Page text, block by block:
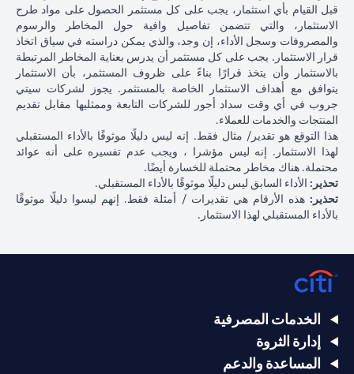
قبل القيام بأي استثمار، يجب على كل مستثمر الحصول على مواد طرح
الاستثمار، والتي تتضمن تفاصيل وافية حول المخاطر والرسوم
والمصروفات وسجل الأداء، إن وجد، والذي يمكن دراسته في سياق اتخاذ
قرار الاستثمار. يجب على كل مستثمر أن يدرس بعناية المخاطر المرتبطة
بالاستثمار وأن يتخذ قرارًا بناءً على ظروف المستثمر، بأن الاستثمار
يتوافق مع أهداف الاستثمار الخاصة بالمستثمر. يجوز لشركات سيتي
جروب في أي وقت سداد أجور للشركات التابعة وممثليها مقابل تقديم
المنتجات والخدمات للعملاء.
هذا التوقع هو تقدير/ مثال فقط. إنه ليس دليلًا موثوقًا بالأداء المستقبلي
لهذا الاستثمار. إنه ليس مؤشرا ، ويجب عدم تفسيره على أنه عوائد
محتملة. هناك مخاطر محتملة للخسارة أيضًا.
تحذير: الأداء السابق ليس دليلًا موثوقًا بالأداء المستقبلي.
تحذير: هذه الأرقام هي تقديرات / أمثلة فقط. إنهم ليسوا دليلًا موثوقًا
بالأداء المستقبلي لهذا الاستثمار.
الخدمات المصرفية
إدارة الثروة
المساعدة والدعم